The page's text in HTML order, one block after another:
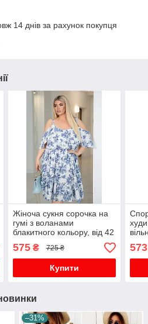
14 днів за рахунок покупця
Жіноча сукня сорочка на
гумі з воланами
блакитного кольору, від 42
575₴ 725 ₴
Купити
573
–31%